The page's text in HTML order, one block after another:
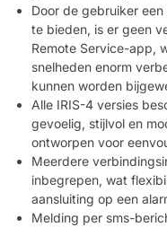
Door de gebruiker
te bieden, is er geen
Remote Service-app,
snelheden enorm
kunnen worden
Alle IRIS-4 versies
gevoelig, stijlvol en
ontworpen voor
Meerdere
inbegrepen, wat
aansluiting op een
Melding per sms-